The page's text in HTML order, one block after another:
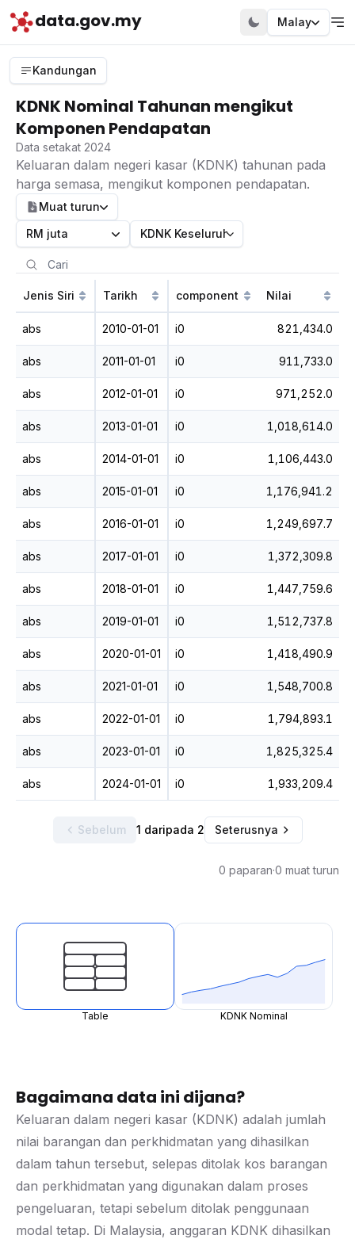
data.gov.my Malay
Kandungan
KDNK Nominal Tahunan mengikut
Komponen Pendapatan
Data setakat 2024
Keluaran dalam negeri kasar (KDNK) tahunan pada
harga semasa, mengikut komponen pendapatan.
Muat turun
RM juta
KDNK Keseluruhan
Jenis Siri Tarikh component Nilai
abs 2010-01-01 i0 821,434.0
abs 2011-01-01 i0 911,733.0
abs 2012-01-01 i0 971,252.0
abs 2013-01-01 i0 1,018,614.0
abs 2014-01-01 i0 1,106,443.0
abs 2015-01-01 i0 1,176,941.2
abs 2016-01-01 i0 1,249,697.7
abs 2017-01-01 i0 1,372,309.8
abs 2018-01-01 i0 1,447,759.6
abs 2019-01-01 i0 1,512,737.8
abs 2020-01-01 i0 1,418,490.9
abs 2021-01-01 i0 1,548,700.8
abs 2022-01-01 i0 1,794,893.1
abs 2023-01-01 i0 1,825,325.4
abs 2024-01-01 i0 1,933,209.4
Sebelum 1 daripada 2 Seterusnya
0 paparan·0 muat turun
Table KDNK Nominal
Bagaimana data ini dijana?
Keluaran dalam negeri kasar (KDNK) adalah jumlah
nilai barangan dan perkhidmatan yang dihasilkan
dalam tahun tersebut, selepas ditolak kos barangan
dan perkhidmatan yang digunakan dalam proses
pengeluaran, tetapi sebelum ditolak penggunaan
modal tetap. Di Malaysia, anggaran KDNK dihasilkan